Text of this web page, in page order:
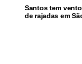
Santos tem
de rajadas em